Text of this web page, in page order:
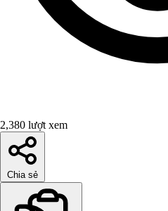
2,380 lượt xem
Chia sẻ